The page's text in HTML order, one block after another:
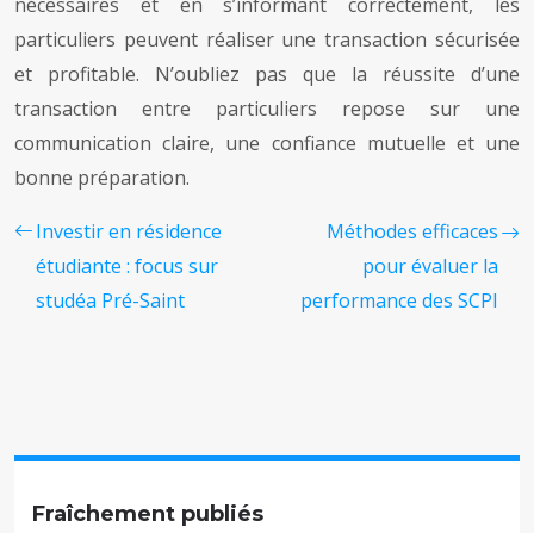
particuliers peuvent réaliser une transaction sécurisée
et profitable. N’oubliez pas que la réussite d’une
transaction entre particuliers repose sur une
communication claire, une confiance mutuelle et une
bonne préparation.
Investir en résidence
étudiante : focus sur
studéa Pré-Saint
Méthodes efficaces
pour évaluer la
performance des SCPI
Fraîchement publiés